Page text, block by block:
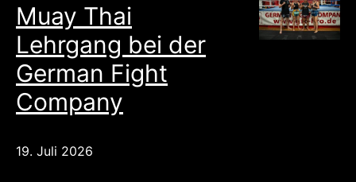
Muay Thai
Lehrgang bei der
German Fight
Company
19. Juli 2026